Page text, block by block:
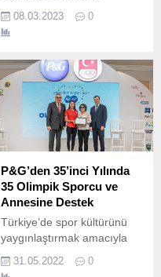
Nergis Aşkın’ın sorularını
yanıtladı.
08.03.2023 0
P&G’den 35’inci Yılında
35 Olimpik Sporcu ve
Annesine Destek
Türkiye’de spor kültürünü
yaygınlaştırmak amacıyla
başlatan, Fairy, Ariel, Prima
31.05.2022 0